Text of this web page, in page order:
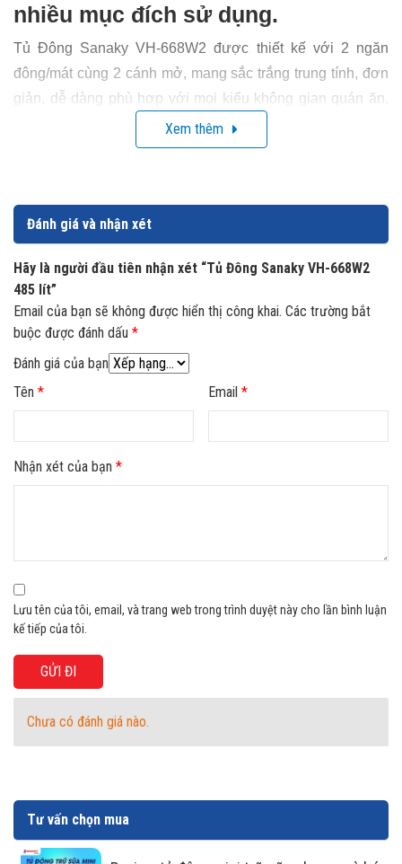
nhiều mục đích sử dụng.
Tủ Đông Sanaky VH-668W2 được thiết kế với 2 ngăn
đông/mát cùng 2 cánh mở, mang sắc trắng trung tính, đơn
giản, dễ dàng phù hợp với mọi kiểu không gian quán ăn,
nhà hàng. Bên cạnh đó, tủ còn được thiết kế 4 bánh xe,
giúp bạn thuận tiện trong việc di chuyển, thay đổi vị trí tủ.
dàng phân loại thực phẩm để bảo quản.
Dàn lạnh làm bằng nhôm có hiệu quả truyền nhiệt tốt, đẩy
nhanh tốc độ làm lạnh. Ngoài ra đây dàn lạnh bằng nhôm
còn tiết kiệm chi phí cho người sử dụng khi có giá thành
phải chăng.
Xem thêm
Đánh giá và nhận xét
Hãy là người đầu tiên nhận xét “Tủ Đông Sanaky VH-668W2
485 lít”
Email của bạn sẽ không được hiển thị công khai. Các trường bắt
buộc được đánh dấu *
Đánh giá của bạn
Nhận xét của bạn *
Tên * Email*
Lưu tên của tôi, email, và trang web trong trình duyệt này cho lần bình luận
kế tiếp của tôi.
Chưa có đánh giá nào.
Tư vấn chọn mua